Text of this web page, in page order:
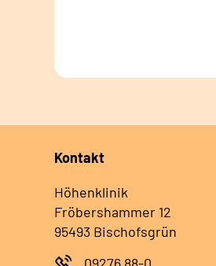
Kontakt
Höhenklinik
Fröbershammer 12
95493 Bischofsgrün